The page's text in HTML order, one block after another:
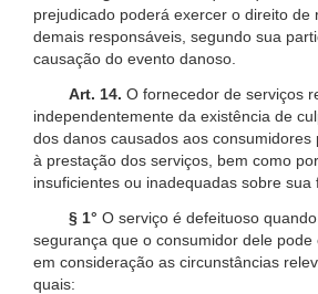
prejudicado poderá exercer o direito de
demais responsáveis, segundo sua
causação do evento danoso.
Art. 14. O fornecedor de serviços
independentemente da existência de
dos danos causados aos consumidores
à prestação dos serviços, bem como
insuficientes ou inadequadas sobre sua
§ 1° O serviço é defeituoso
segurança que o consumidor dele pode
em consideração as circunstâncias
quais: